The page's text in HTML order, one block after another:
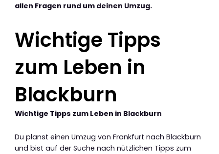
allen Fragen rund um deinen Umzug.
Wichtige Tipps
zum Leben in
Blackburn
Wichtige Tipps zum Leben in Blackburn
Du planst einen Umzug von Frankfurt nach Blackburn
und bist auf der Suche nach nützlichen Tipps zum